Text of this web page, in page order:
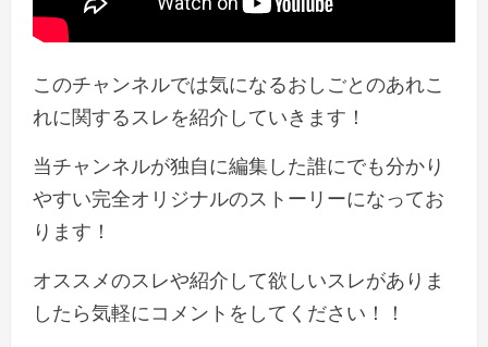
このチャンネルでは気になるおしごとのあれこ
れに関するスレを紹介していきます！
当チャンネルが独自に編集した誰にでも分かり
やすい完全オリジナルのストーリーになってお
ります！
オススメのスレや紹介して欲しいスレがありま
したら気軽にコメントをしてください！！